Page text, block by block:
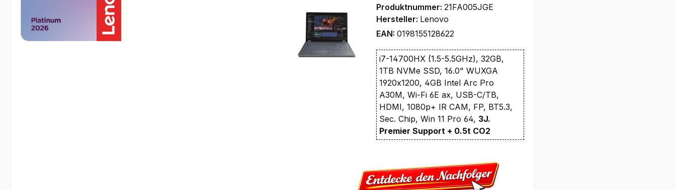
Produktnummer:21FA005JGE
Hersteller: Lenovo
EAN:0198155128622
i7-14700HX (1.5-5.5GHz), 32GB,
1TB NVMe SSD, 16.0" WUXGA
1920x1200, 4GB Intel Arc Pro
A30M, Wi-Fi 6E ax, USB-C/TB,
HDMI, 1080p+ IR CAM, FP, BT5.3,
Sec. Chip, Win 11 Pro 64, 3J.
Premier Support + 0.5t CO2